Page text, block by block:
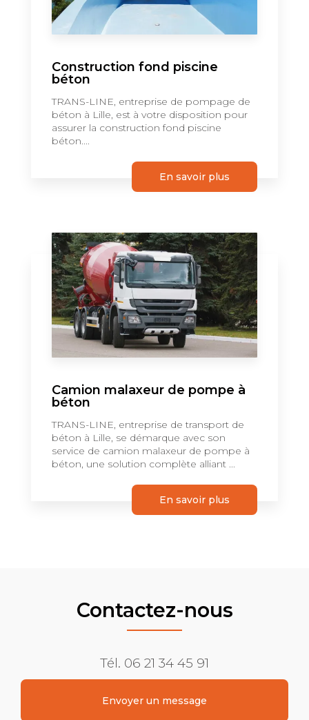
Construction fond piscine
béton
TRANS-LINE, entreprise de pompage de
béton à Lille, est à votre disposition pour
assurer la construction fond piscine
béton....
En savoir plus
Camion malaxeur de pompe à
béton
TRANS-LINE, entreprise de transport de
béton à Lille, se démarque avec son
service de camion malaxeur de pompe à
béton, une solution complète alliant ...
En savoir plus
Contactez-nous
Tél. 06 21 34 45 91
Envoyer un message